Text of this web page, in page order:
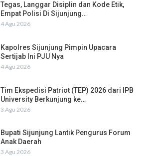
Tegas, Langgar Disiplin dan Kode Etik,
Empat Polisi Di Sijunjung…
4 Agu 2026
Kapolres Sijunjung Pimpin Upacara
Sertijab Ini PJU Nya
4 Agu 2026
Tim Ekspedisi Patriot (TEP) 2026 dari IPB
University Berkunjung ke…
3 Agu 2026
Bupati Sijunjung Lantik Pengurus Forum
Anak Daerah
3 Agu 2026